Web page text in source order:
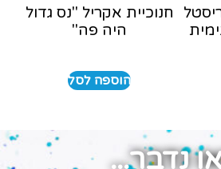
חנוכיית אקריל "נס גדול
היה פה"
הוספה לסל
נדבר...